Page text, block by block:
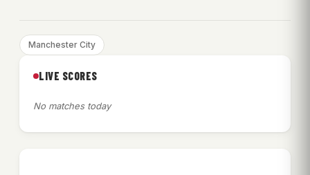
Manchester City
LIVE SCORES
No matches today